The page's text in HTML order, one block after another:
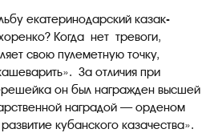
екатеринодарский казак-
Когда нет тревоги,
свою пулеметную точку,
За отличия при
он был награжден высшей
наградой — орденом
кубанского казачества».